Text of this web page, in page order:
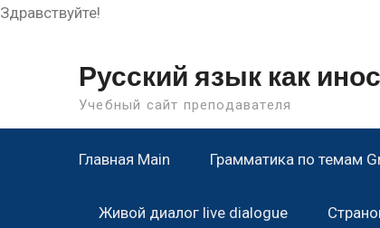
Здравствуйте!
Русский язык как
Учебный сайт преподавателя
Главная Main Грамматика по темам
Живой диалог live dialogue